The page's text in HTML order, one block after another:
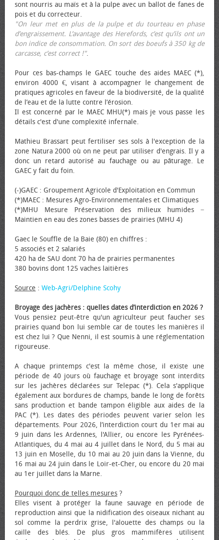
sont nourris au maïs et à la pulpe avec un ballot de fanes de
pois et du correcteur.
"On leur met en plus de la pulpe et du tourteau en phase
d’engraissement. L’avantage des Herefords, c’est qu’ils ont un
bon indice de consommation. On sort des bœufs à 350 kg de
carcasse, c’est correct !".
Pour ces bas-champs le GAEC touche des aides MAEC (*),
environ 4000 €, visant à accompagner le changement de
pratiques agricoles en faveur de la biodiversité, de la qualité
de l’eau et de la lutte contre l’érosion.
Il est concerné par le MAEC MHU(*) mais je vous passe les
détails c'est d'une complexité infernale.
Mathieu Brassart peut fertiliser ses sols à l'exception de la
zone Natura 2000 où on ne peut par utiliser d'engrais. Il y a
donc un retard autorisé au fauchage ou au pâturage. Le
GAEC y fait du foin.
(-)GAEC : Groupement Agricole d'Exploitation en Commun
(*)MAEC : Mesures Agro-Environnementales et Climatiques
(*)MHU Mesure Préservation des milieux humides −
Maintien en eau des zones basses de prairies (MHU 4)
Gaec le Souffle de la Baie (80) en chiffres :
5 associés et 2 salariés
420 ha de SAU dont 70 ha de prairies permanentes
380 bovins dont 125 vaches laitières
Source : Web-Agri/Delphine Scohy
Broyage des jachères : quelles dates d’interdiction en 2026 ?
Vous pensiez peut-être qu'un agriculteur peut faucher ses
prairies quand bon lui semble car de toutes les manières il
est chez lui ? Que Nenni, il est soumis à une réglementation
rigoureuse.
A chaque printemps c'est la même chose, il existe une
période de 40 jours où fauchage et broyage sont interdits
sur les jachères déclarées sur Telepac (*). Cela s'applique
également aux bordures de champs, bande le long de forêts
sans production et bande tampon éligible aux aides de la
PAC (*). Les dates des périodes peuvent varier selon les
départements. Pour 2026, l’interdiction court du 1er mai au
9 juin dans les Ardennes, l'Allier, ou encore les Pyrénées-
Atlantiques, du 4 mai au 4 juillet dans le Nord, du 5 mai au
13 juin en Moselle, du 10 mai au 20 juin dans la Vienne, du
16 mai au 24 juin dans le Loir-et-Cher, ou encore du 20 mai
au 1er juillet dans la Marne.
Pourquoi donc de telles mesures ?
Elles visent à protéger la faune sauvage en période de
reproduction ainsi que la nidification des oiseaux nichant au
sol comme la perdrix grise, l'alouette des champs ou la
caille des blés. De plus gros mammifères utilisent